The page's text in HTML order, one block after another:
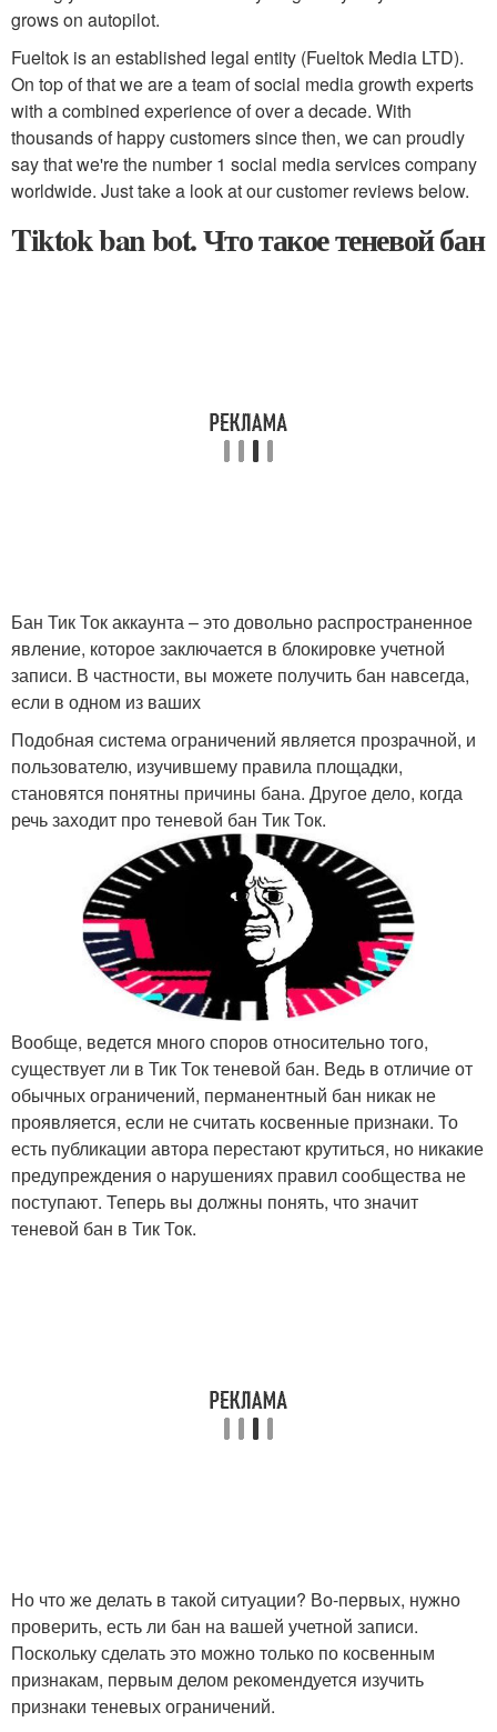
grows on autopilot.
Fueltok is an established legal entity (Fueltok Media LTD).
On top of that we are a team of social media growth experts
with a combined experience of over a decade. With
thousands of happy customers since then, we can proudly
say that we're the number 1 social media services company
worldwide. Just take a look at our customer reviews below.
Tiktok ban bot. Что такое теневой бан
Бан Тик Ток аккаунта – это довольно распространенное
явление, которое заключается в блокировке учетной
записи. В частности, вы можете получить бан навсегда,
если в одном из ваших
Подобная система ограничений является прозрачной, и
пользователю, изучившему правила площадки,
становятся понятны причины бана. Другое дело, когда
речь заходит про теневой бан Тик Ток.
Вообще, ведется много споров относительно того,
существует ли в Тик Ток теневой бан. Ведь в отличие от
обычных ограничений, перманентный бан никак не
проявляется, если не считать косвенные признаки. То
есть публикации автора перестают крутиться, но никакие
предупреждения о нарушениях правил сообщества не
поступают. Теперь вы должны понять, что значит
теневой бан в Тик Ток.
Но что же делать в такой ситуации? Во-первых, нужно
проверить, есть ли бан на вашей учетной записи.
Поскольку сделать это можно только по косвенным
признакам, первым делом рекомендуется изучить
признаки теневых ограничений.